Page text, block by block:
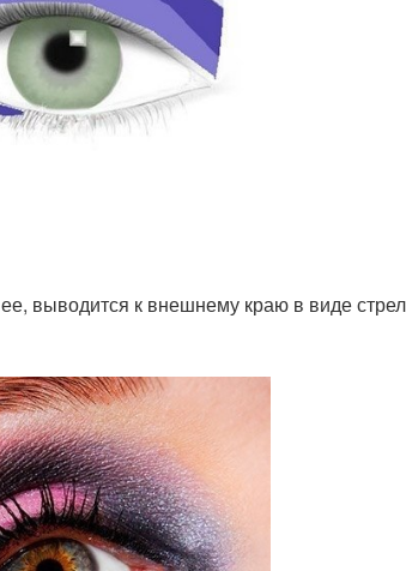
выводится к внешнему краю в виде